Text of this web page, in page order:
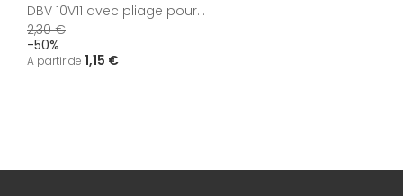
DBV 10V11 avec pliage pour...
2,30 €
-50%
1,15 €